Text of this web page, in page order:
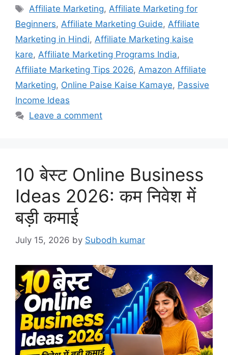
Affiliate Marketing,Affiliate Marketing for
Beginners, Affiliate Marketing Guide, Affiliate
Marketing in Hindi, Affiliate Marketing kaise
kare, Affiliate Marketing Programs India,
Affiliate Marketing Tips 2026, Amazon Affiliate
Marketing, Online Paise Kaise Kamaye, Passive
Income Ideas
Leave a comment
10 बेस्ट Online Business
Ideas 2026: कम निवेश में
बड़ी कमाई
July 15, 2026 by Subodh kumar